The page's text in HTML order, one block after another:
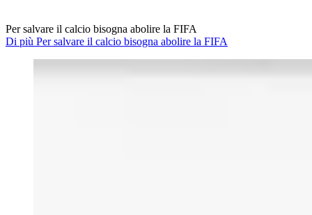
Per salvare il calcio bisogna abolire la FIFA
Di più Per salvare il calcio bisogna abolire la FIFA